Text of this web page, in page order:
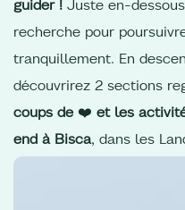
guider ! Juste en-
recherche pour
tranquillement. En
découvrirez 2 sections
coups de ❤️ et les
end à Bisca, dans les